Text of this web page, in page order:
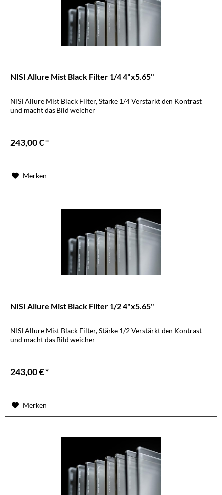
NISI Allure Mist Black Filter 1/4 4"x5.65"
NISI Allure Mist Black Filter, Stärke 1/4 Verstärkt den Kontrast
und macht das Bild weicher
243,00 € *
Merken
NISI Allure Mist Black Filter 1/2 4"x5.65"
NISI Allure Mist Black Filter, Stärke 1/2 Verstärkt den Kontrast
und macht das Bild weicher
243,00 € *
Merken